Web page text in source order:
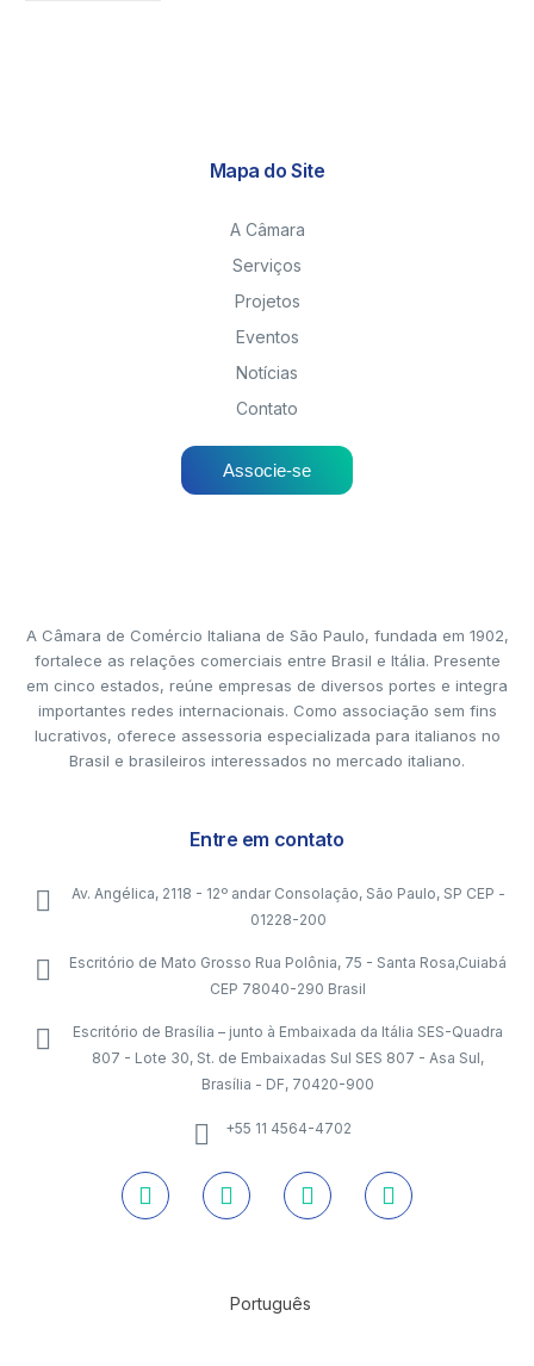
Mapa do Site
A Câmara
Serviços
Projetos
Eventos
Notícias
Contato
Associe-se
A Câmara de Comércio Italiana de São Paulo, fundada em 1902,
fortalece as relações comerciais entre Brasil e Itália. Presente
em cinco estados, reúne empresas de diversos portes e integra
importantes redes internacionais. Como associação sem fins
lucrativos, oferece assessoria especializada para italianos no
Brasil e brasileiros interessados no mercado italiano.
Entre em contato
Av. Angélica, 2118 - 12º andar Consolação, São Paulo, SP CEP -
01228-200
Escritório de Mato Grosso Rua Polônia, 75 - Santa Rosa,Cuiabá
CEP 78040-290 Brasil
Escritório de Brasília – junto à Embaixada da Itália SES-Quadra
807 - Lote 30, St. de Embaixadas Sul SES 807 - Asa Sul,
Brasília - DF, 70420-900
+55 11 4564-4702
Português